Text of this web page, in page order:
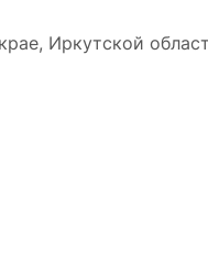
Иркутской